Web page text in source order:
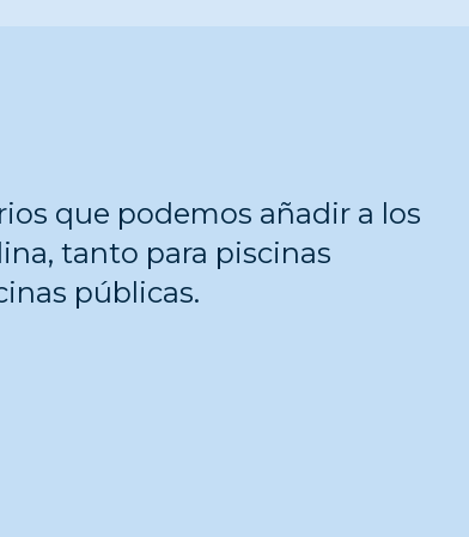
que podemos añadir a los
tanto para piscinas
públicas.